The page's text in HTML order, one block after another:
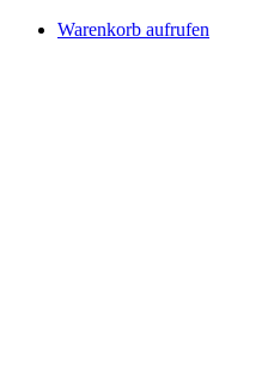
Warenkorb aufrufen